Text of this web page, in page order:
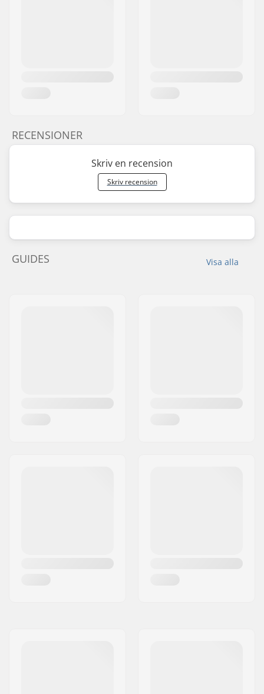
RECENSIONER
Skriv en recension
Skriv recension
Visa alla
GUIDES